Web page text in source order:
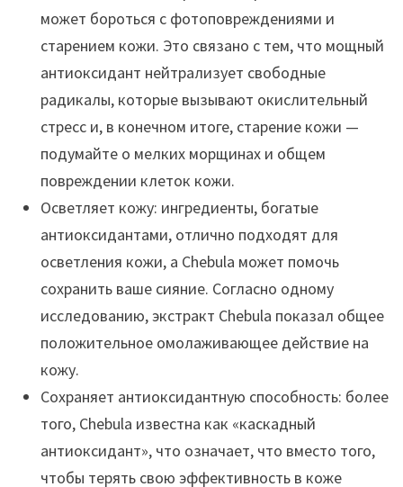
может бороться с фотоповреждениями и
старением кожи. Это связано с тем, что мощный
антиоксидант нейтрализует свободные
радикалы, которые вызывают окислительный
стресс и, в конечном итоге, старение кожи —
подумайте о мелких морщинах и общем
повреждении клеток кожи.
Осветляет кожу: ингредиенты, богатые
антиоксидантами, отлично подходят для
осветления кожи, а Chebula может помочь
сохранить ваше сияние. Согласно одному
исследованию, экстракт Chebula показал общее
положительное омолаживающее действие на
кожу.
Сохраняет антиоксидантную способность: более
того, Chebula известна как «каскадный
антиоксидант», что означает, что вместо того,
чтобы терять свою эффективность в коже